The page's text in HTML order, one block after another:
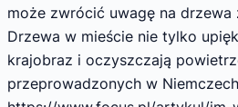
może zwrócić uwagę na drzewa
Drzewa w mieście nie tylko
krajobraz i oczyszczają
przeprowadzonych w